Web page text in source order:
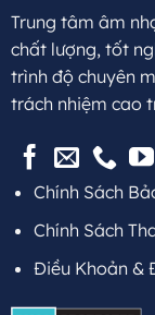
Trung tâm âm
chất lượng, tốt
trình độ chuyên
trách nhiệm cao
Chính Sách
Chính Sách
Điều Khoản &